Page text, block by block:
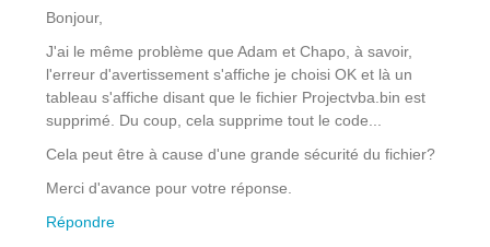
Bonjour,
J'ai le même problème que Adam et Chapo, à savoir,
l'erreur d'avertissement s'affiche je choisi OK et là un
tableau s'affiche disant que le fichier Projectvba.bin est
supprimé. Du coup, cela supprime tout le code...
Cela peut être à cause d'une grande sécurité du fichier?
Merci d'avance pour votre réponse.
Répondre